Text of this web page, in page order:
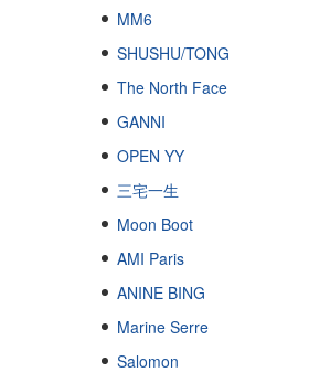
MM6
SHUSHU/TONG
The North Face
GANNI
OPEN YY
三宅一生
Moon Boot
AMI Paris
ANINE BING
Marine Serre
Salomon